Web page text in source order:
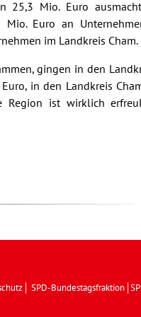
25,3 Mio. Euro
Mio. Euro an
im Landkreis Cham.
gingen in den
in den Landkreis
ist wirklich
SPD-Bundestagsfraktion